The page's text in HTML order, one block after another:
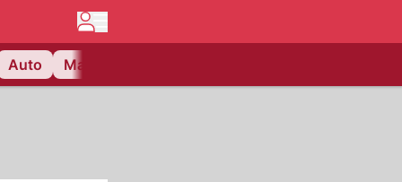
Auto Matchcenter